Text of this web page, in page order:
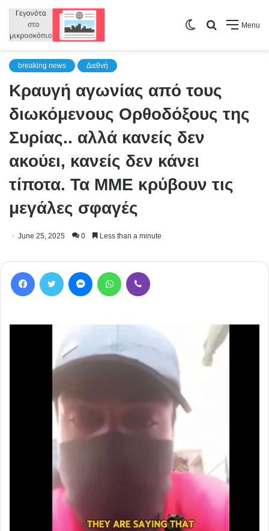
Menu
Search
Switch
breaking news Διεθνή
Κραυγή αγωνίας από τους
διωκόμενους Ορθοδόξους της
Συρίας.. αλλά κανείς δεν
ακούει, κανείς δεν κάνει
τίποτα. Τα ΜΜΕ κρύβουν τις
μεγάλες σφαγές
June 25, 2025 0 Less than a minute
Facebook Twitter MessengerWhatsApp